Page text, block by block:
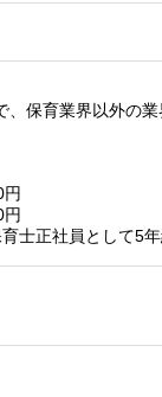
保育業界以外の
円
円
士正社員として5